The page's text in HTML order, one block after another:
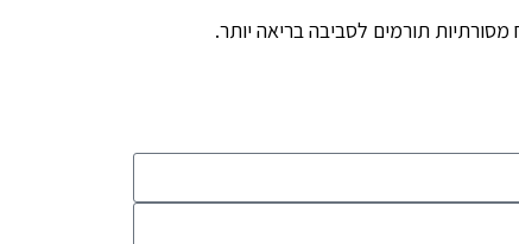
תורמים לסביבה בריאה יותר.